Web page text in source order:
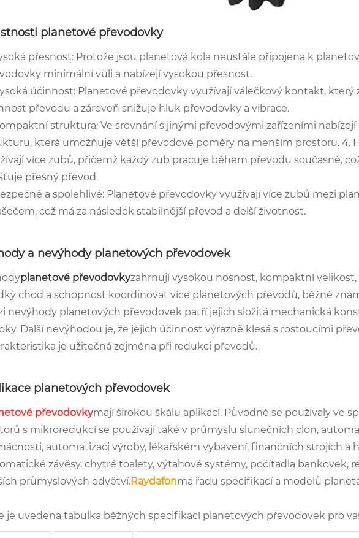
planetové převodovky
přesnost: Protože jsou planetová kola neustále připojena k
minimální vůli a nabízejí vysokou přesnost.
účinnost: Planetové převodovky využívají válečkový kontakt, který
převodu a zároveň snižuje hluk převodovky a vibrace.
struktura: Ve srovnání s jinými převodovými zařízeními
která umožňuje větší převodové poměry na menším prostoru. 4.
více zubů, přičemž každý zub pracuje během převodu současně,
přesný převod.
a spolehlivé: Planetové převodovky využívají více zubů mezi
což má za následek stabilnější převod a delší životnost.
a nevýhody planetových převodovek
planetové převodovkyzahrnují vysokou nosnost, kompaktní
chod a schopnost koordinovat více planetových převodů, běžně
nevýhody planetových převodovek patří jejich složitá mechanická
Další nevýhodou je, že jejich účinnost výrazně klesá s rostoucími
je užitečná zejména při redukci převodů.
planetových převodovek
převodovkymají širokou škálu aplikací. Původně se používaly ve
s mikroredukcí se používají také v průmyslu slunečních clon,
automatizaci výroby, lékařském vybavení, finančních strojích a
závěsy, chytré toalety, výtahové systémy, počítadla bankovek,
průmyslových odvětví.Raydafonmá řadu specifikací a modelů
je uvedena tabulka běžných specifikací planetových převodovek pro